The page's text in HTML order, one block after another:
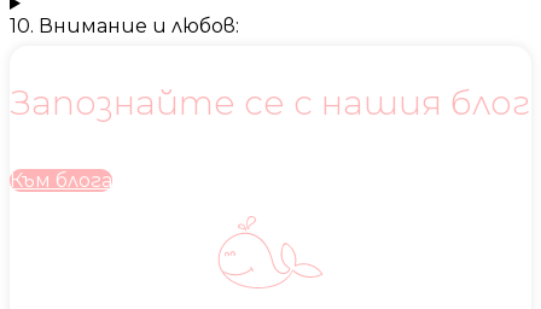
10. Внимание и любов:
Запознайте се с нашия блог
Към блога